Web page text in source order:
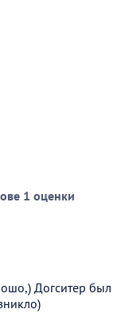
1 оценки
Догситер был